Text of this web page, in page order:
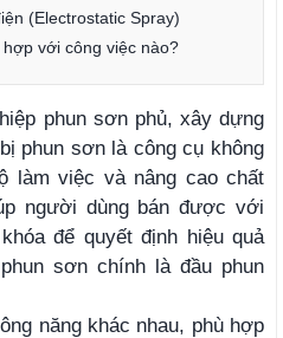
(Electrostatic Spray)
với công việc nào?
phun sơn phủ, xây dựng
phun sơn là công cụ không
làm việc và nâng cao chất
người dùng bán được với
để quyết định hiệu quả
sơn chính là đầu phun
năng khác nhau, phù hợp